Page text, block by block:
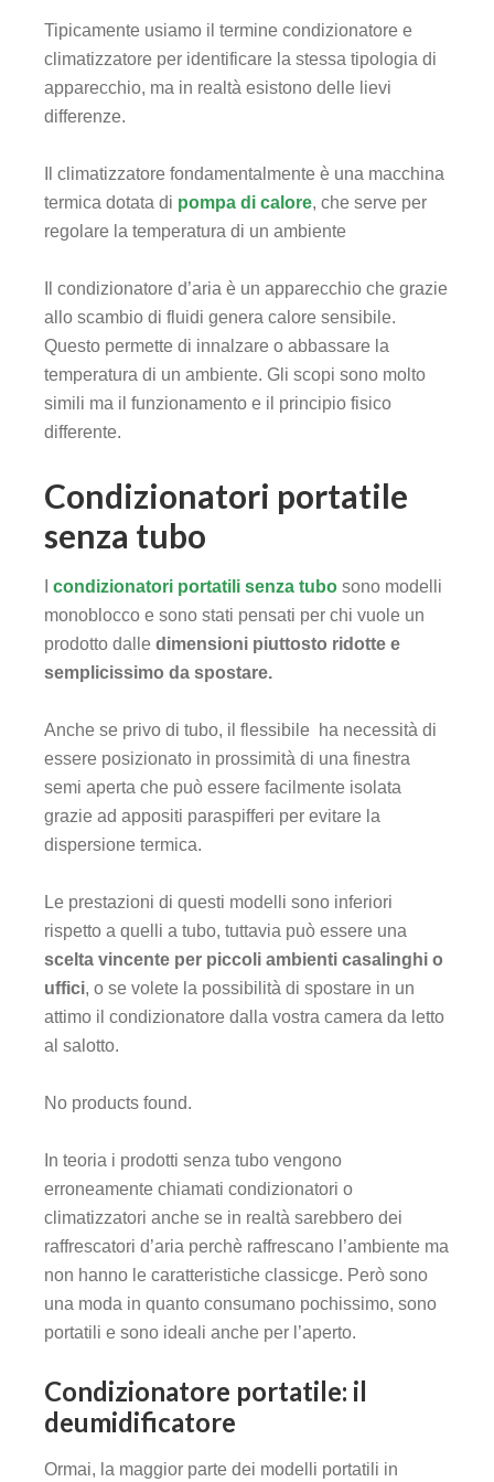
Tipicamente usiamo il termine condizionatore e
climatizzatore per identificare la stessa tipologia di
apparecchio, ma in realtà esistono delle lievi
differenze.
Il climatizzatore fondamentalmente è una macchina
termica dotata di pompa di calore, che serve per
regolare la temperatura di un ambiente
Il condizionatore d’aria è un apparecchio che grazie
allo scambio di fluidi genera calore sensibile.
Questo permette di innalzare o abbassare la
temperatura di un ambiente. Gli scopi sono molto
simili ma il funzionamento e il principio fisico
differente.
Condizionatori portatile
senza tubo
condizionatori portatili senza tubo sono modelli
monoblocco e sono stati pensati per chi vuole un
prodotto dalle dimensioni piuttosto ridotte e
semplicissimo da spostare.
Anche se privo di tubo, il flessibile ha necessità di
essere posizionato in prossimità di una finestra
semi aperta che può essere facilmente isolata
grazie ad appositi paraspifferi per evitare la
dispersione termica.
Le prestazioni di questi modelli sono inferiori
rispetto a quelli a tubo, tuttavia può essere una
scelta vincente per piccoli ambienti casalinghi o
uffici, o se volete la possibilità di spostare in un
attimo il condizionatore dalla vostra camera da letto
al salotto.
No products found.
In teoria i prodotti senza tubo vengono
erroneamente chiamati condizionatori o
climatizzatori anche se in realtà sarebbero dei
raffrescatori d’aria perchè raffrescano l’ambiente ma
non hanno le caratteristiche classicge. Però sono
una moda in quanto consumano pochissimo, sono
portatili e sono ideali anche per l’aperto.
Condizionatore portatile: il
deumidificatore
Ormai, la maggior parte dei modelli portatili in